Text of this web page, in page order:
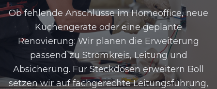
Ob fehlende Anschlüsse im Homeoffice, neue
Küchengeräte oder eine geplante
Renovierung: Wir planen die Erweiterung
passend zu Stromkreis, Leitung und
Absicherung. Für Steckdosen erweitern Boll
setzen wir auf fachgerechte Leitungsführung,